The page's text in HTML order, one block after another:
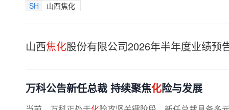
SH 山西焦化
山西焦化股份有限公司2026年半年度业绩预
万科公告新任总裁 持续聚焦化险与发展